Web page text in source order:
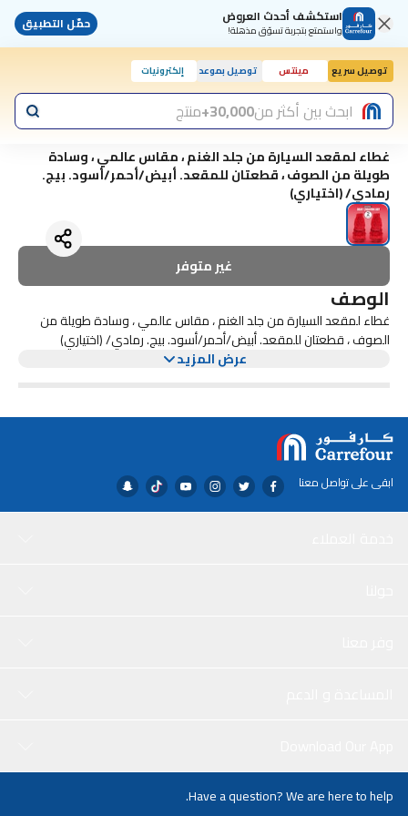
استكشف أحدث العروض
واستمتع بتجربة تسوّق مذهلة! حمّل التطبيق
توصيل سريع مينتس توصيل بموعد إلكترونيات
ابحث بين أكثر من30,000+ منتج
غطاء لمقعد السيارة من جلد الغنم ، مقاس عالمي ، وسادة
طويلة من الصوف ، قطعتان للمقعد. أبيض/أحمر/أسود. بيج.
رمادي/ (اختياري)
غير متوفر
الوصف
غطاء لمقعد السيارة من جلد الغنم ، مقاس عالمي ، وسادة طويلة من
الصوف ، قطعتان للمقعد. أبيض/أحمر/أسود. بيج. رمادي/ (اختياري)
عرض المزيد
ابقى على تواصل معنا
Have a question? We are here to help.